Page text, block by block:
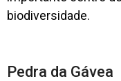
biodiversidade.
Pedra da Gávea